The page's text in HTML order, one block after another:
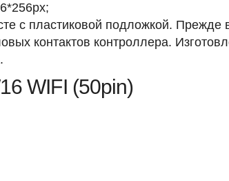
с пластиковой подложкой. Прежде
контактов контроллера.
WIFI (50pin)